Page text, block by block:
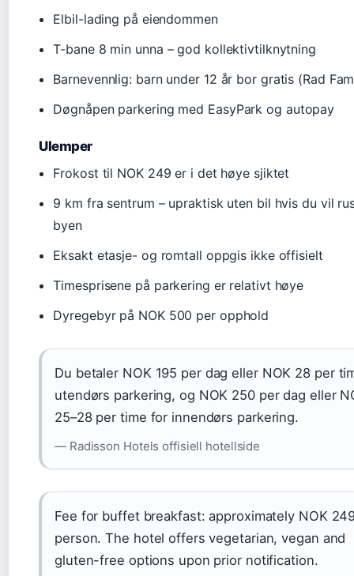
Elbil-lading på eiendommen
T-bane 8 min unna – god kollektivtilknytning
Barnevennlig: barn under 12 år bor gratis (Rad
Døgnåpen parkering med EasyPark og autopay
Ulemper
Frokost til NOK 249 er i det høye sjiktet
9 km fra sentrum – upraktisk uten bil hvis du vil
byen
Eksakt etasje- og romtall oppgis ikke offisielt
Timesprisene på parkering er relativt høye
Dyregebyr på NOK 500 per opphold
Du betaler NOK 195 per dag eller NOK 28 per
utendørs parkering, og NOK 250 per dag eller
25–28 per time for innendørs parkering.
— Radisson Hotels offisiell hotellside
Fee for buffet breakfast: approximately NOK
person. The hotel offers vegetarian, vegan and
gluten-free options upon prior notification.